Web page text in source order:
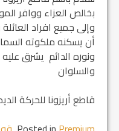
بخالص العزاء ووافر
‏وإلى جميع افراد
أن يسكنه ملكوته
ونوره الدائم يشرق
والسلوان
‏قاطع أريزونا للحركة